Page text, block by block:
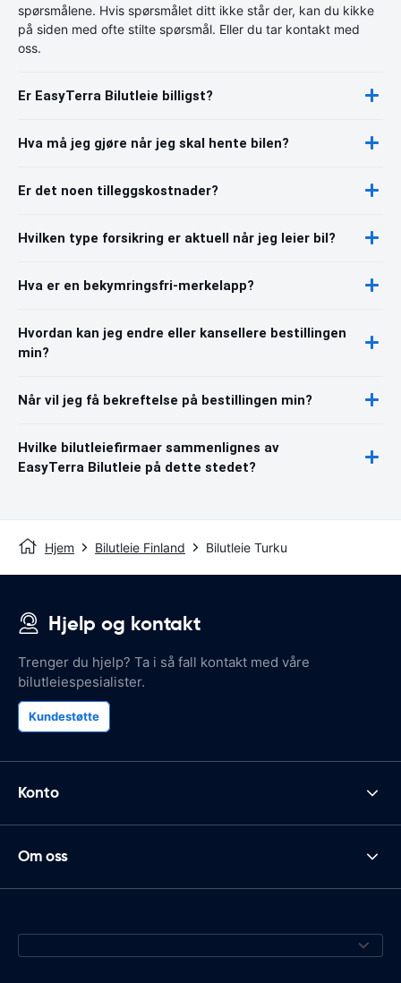
spørsmålene. Hvis spørsmålet ditt ikke står der, kan du kikke
på siden med ofte stilte spørsmål. Eller du tar kontakt med
oss.
Er EasyTerra Bilutleie billigst?
Hva må jeg gjøre når jeg skal hente bilen?
Er det noen tilleggskostnader?
Hvilken type forsikring er aktuell når jeg leier bil?
Hva er en bekymringsfri-merkelapp?
Hvordan kan jeg endre eller kansellere bestillingen
min?
Når vil jeg få bekreftelse på bestillingen min?
Hvilke bilutleiefirmaer sammenlignes av
EasyTerra Bilutleie på dette stedet?
Hjem Bilutleie Finland Bilutleie Turku
Hjelp og kontakt
Trenger du hjelp? Ta i så fall kontakt med våre
bilutleiespesialister.
Kundestøtte
Konto
Om oss